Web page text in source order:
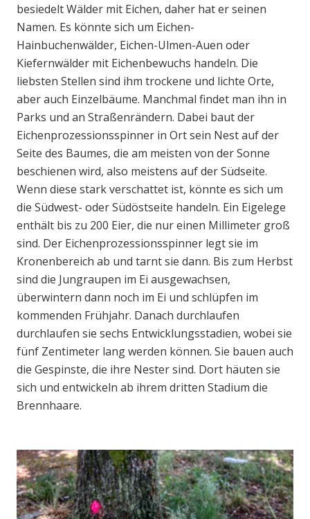
besiedelt Wälder mit Eichen, daher hat er seinen
Namen. Es könnte sich um Eichen-
Hainbuchenwälder, Eichen-Ulmen-Auen oder
Kiefernwälder mit Eichenbewuchs handeln. Die
liebsten Stellen sind ihm trockene und lichte Orte,
aber auch Einzelbäume. Manchmal findet man ihn in
Parks und an Straßenrändern. Dabei baut der
Eichenprozessionsspinner in Ort sein Nest auf der
Seite des Baumes, die am meisten von der Sonne
beschienen wird, also meistens auf der Südseite.
Wenn diese stark verschattet ist, könnte es sich um
die Südwest- oder Südöstseite handeln. Ein Eigelege
enthält bis zu 200 Eier, die nur einen Millimeter groß
sind. Der Eichenprozessionsspinner legt sie im
Kronenbereich ab und tarnt sie dann. Bis zum Herbst
sind die Jungraupen im Ei ausgewachsen,
überwintern dann noch im Ei und schlüpfen im
kommenden Frühjahr. Danach durchlaufen
durchlaufen sie sechs Entwicklungsstadien, wobei sie
fünf Zentimeter lang werden können. Sie bauen auch
die Gespinste, die ihre Nester sind. Dort häuten sie
sich und entwickeln ab ihrem dritten Stadium die
Brennhaare.